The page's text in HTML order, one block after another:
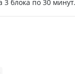
блока по 30 минут.